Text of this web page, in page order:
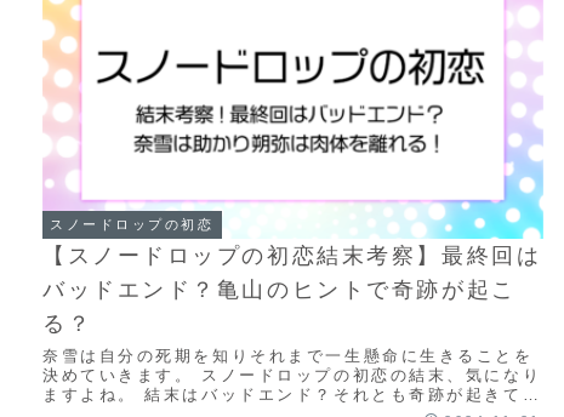
スノードロップの初恋
【スノードロップの初恋結末考察】最終回は
バッドエンド？亀山のヒントで奇跡が起こ
る？
奈雪は自分の死期を知りそれまで一生懸命に生きることを
決めていきます。 スノードロップの初恋の結末、気になり
ますよね。 結末はバッドエンド？それとも奇跡が起きてハ